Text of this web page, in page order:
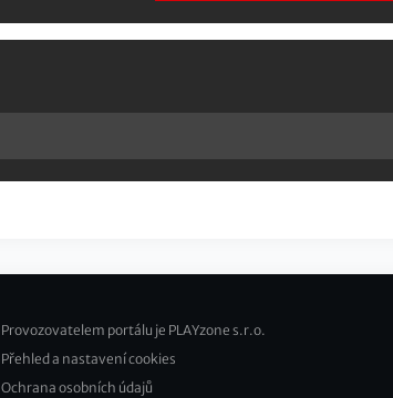
Footer
Provozovatelem portálu je PLAYzone s.r.o.
Přehled a nastavení cookies
Ochrana osobních údajů